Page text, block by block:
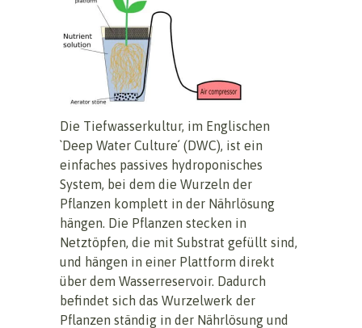
Die Tiefwasserkultur, im Englischen
`Deep Water Culture´ (DWC), ist ein
einfaches passives hydroponisches
System, bei dem die Wurzeln der
Pflanzen komplett in der Nährlösung
hängen. Die Pflanzen stecken in
Netztöpfen, die mit Substrat gefüllt sind,
und hängen in einer Plattform direkt
über dem Wasserreservoir. Dadurch
befindet sich das Wurzelwerk der
Pflanzen ständig in der Nährlösung und